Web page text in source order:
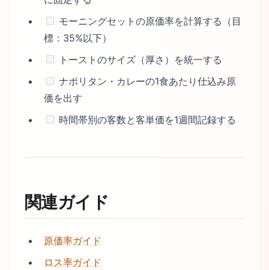
モーニングセットの原価率を計算する（目
標：35%以下）
トーストのサイズ（厚さ）を統一する
ナポリタン・カレーの1食あたり仕込み原
価を出す
時間帯別の客数と客単価を1週間記録する
関連ガイド
原価率ガイド
ロス率ガイド